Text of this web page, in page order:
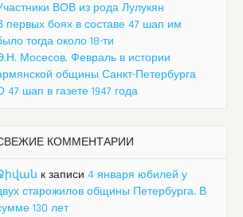
ВОВ из рода Лулукян
первых боях в составе 47 шап им
тогда около 18-ти
Мосесов. Февраль в истории
общины Санкт-Петербурга
47 шап в газете 1947 года
КОММЕНТАРИИ
к записи 4 января юбилей у
старожилов общины Петербурга. В
130 лет